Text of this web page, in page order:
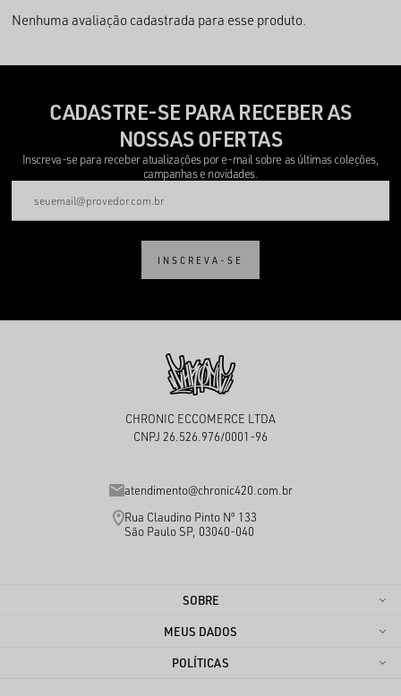
Nenhuma avaliação cadastrada para esse produto.
CADASTRE-SE PARA RECEBER AS
NOSSAS OFERTAS
Inscreva-se para receber atualizações por e-mail sobre as últimas coleções,
campanhas e novidades.
INSCREVA-SE
CHRONIC ECCOMERCE LTDA
CNPJ 26.526.976/0001-96
atendimento@chronic420.com.br
Rua Claudino Pinto Nº 133
São Paulo SP, 03040-040
SOBRE
MEUS DADOS
POLÍTICAS